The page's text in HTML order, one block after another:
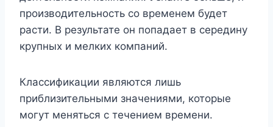
производительность со временем будет
расти. В результате он попадает в середину
крупных и мелких компаний.
Классификации являются лишь
приблизительными значениями, которые
могут меняться с течением времени.